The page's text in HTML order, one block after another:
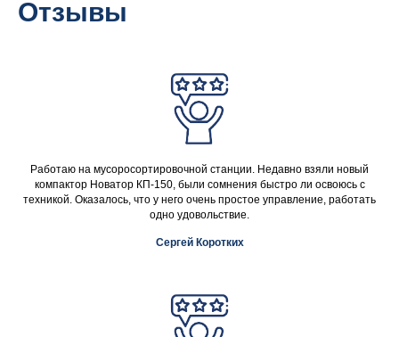
Отзывы
Работаю на мусоросортировочной станции. Недавно взяли новый
компактор Новатор КП-150, были сомнения быстро ли освоюсь с
техникой. Оказалось, что у него очень простое управление, работать
одно удовольствие.
Сергей Коротких